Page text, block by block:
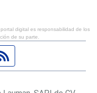
digital es responsabilidad de los
de su parte.
Facebook
Twitter